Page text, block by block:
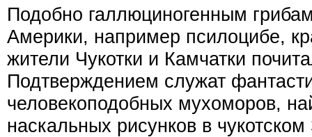
Подобно галлюциногенным
Америки, например псилоцибе,
жители Чукотки и Камчатки
Подтверждением служат
человекоподобных мухоморов,
наскальных рисунков в